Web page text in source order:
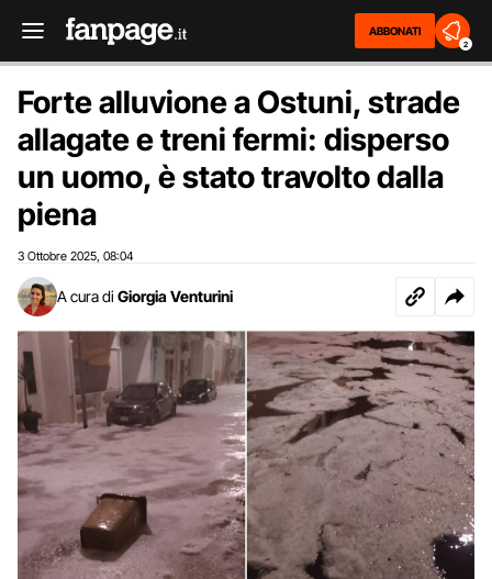
ABBONATI
2
Forte alluvione a Ostuni, strade
allagate e treni fermi: disperso
un uomo, è stato travolto dalla
piena
3 Ottobre 2025 08:04
A cura di Giorgia Venturini